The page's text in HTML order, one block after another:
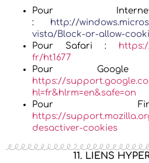
Pour
: http://
vista/Block-or-allow-
Pour Safari :
fr/ht1677
Pour
https://
hl=fr&hlrm=en&safe=on
Pour
https://
desactiver-cookies
11. LIENS